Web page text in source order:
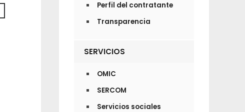
Perfil del contratante
Transparencia
SERVICIOS
OMIC
SERCOM
Servicios sociales